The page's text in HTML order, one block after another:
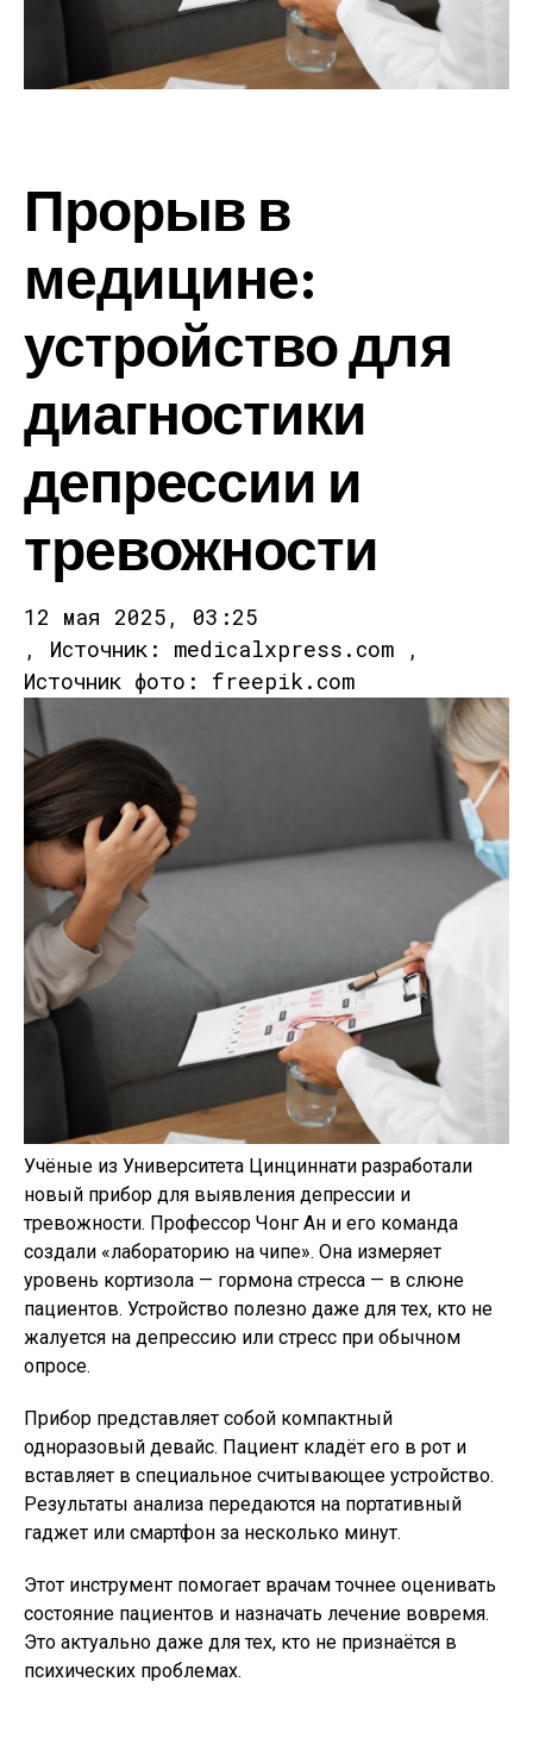
Прорыв в
медицине:
устройство для
диагностики
депрессии и
тревожности
12 мая 2025, 03:25
, Источник: medicalxpress.com ,
Источник фото: freepik.com
Учёные из Университета Цинциннати разработали
новый прибор для выявления депрессии и
тревожности. Профессор Чонг Ан и его команда
создали «лабораторию на чипе». Она измеряет
уровень кортизола — гормона стресса — в слюне
пациентов. Устройство полезно даже для тех, кто не
жалуется на депрессию или стресс при обычном
опросе.
Прибор представляет собой компактный
одноразовый девайс. Пациент кладёт его в рот и
вставляет в специальное считывающее устройство.
Результаты анализа передаются на портативный
гаджет или смартфон за несколько минут.
Этот инструмент помогает врачам точнее оценивать
состояние пациентов и назначать лечение вовремя.
Это актуально даже для тех, кто не признаётся в
психических проблемах.